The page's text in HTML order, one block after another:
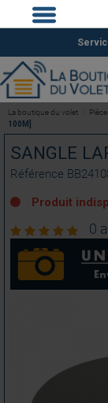
SANGLE
Référence
Produit
0
La boutique du volet
100M]